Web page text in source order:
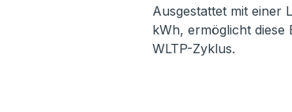
Ausgestattet mit einer
kWh, ermöglicht diese
WLTP-Zyklus.